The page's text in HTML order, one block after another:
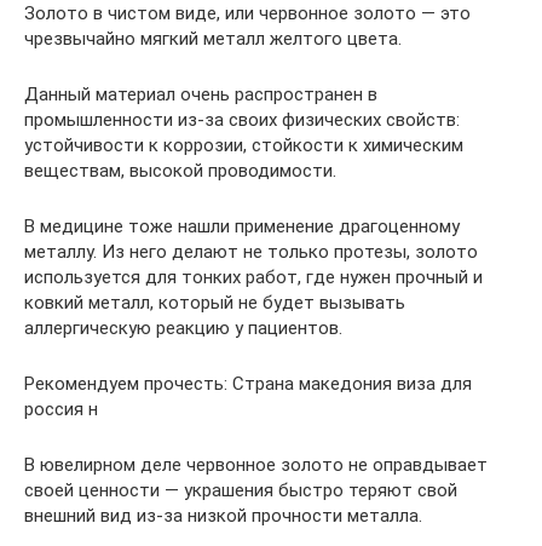
Золото в чистом виде, или червонное золото — это
чрезвычайно мягкий металл желтого цвета.
Данный материал очень распространен в
промышленности из-за своих физических свойств:
устойчивости к коррозии, стойкости к химическим
веществам, высокой проводимости.
В медицине тоже нашли применение драгоценному
металлу. Из него делают не только протезы, золото
используется для тонких работ, где нужен прочный и
ковкий металл, который не будет вызывать
аллергическую реакцию у пациентов.
Рекомендуем прочесть: Страна македония виза для
россия н
В ювелирном деле червонное золото не оправдывает
своей ценности — украшения быстро теряют свой
внешний вид из-за низкой прочности металла.